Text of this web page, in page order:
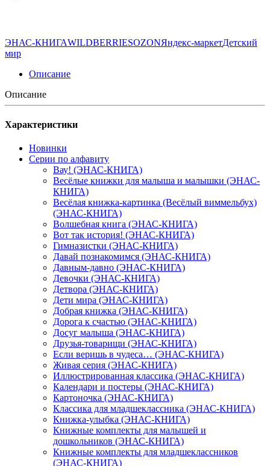
ЭНАС-КНИГАWILDBERRIESOZONЯндекс-маркетДетский
мир
Описание
Описание
Характеристики
Новинки
Серии по алфавиту
Вау! (ЭНАС-КНИГА)
Весёлые книжки для малыша и малышки (ЭНАС-
КНИГА)
Весёлая книжка-картинка (Весёлый виммельбух)
(ЭНАС-КНИГА)
Волшебная книга (ЭНАС-КНИГА)
Вот так история! (ЭНАС-КНИГА)
Гимназистки (ЭНАС-КНИГА)
Давай познакомимся (ЭНАС-КНИГА)
Давным-давно (ЭНАС-КНИГА)
Девочки (ЭНАС-КНИГА)
Детвора (ЭНАС-КНИГА)
Дети мира (ЭНАС-КНИГА)
Добрая книжка (ЭНАС-КНИГА)
Дорога к счастью (ЭНАС-КНИГА)
Досуг малыша (ЭНАС-КНИГА)
Друзья-товарищи (ЭНАС-КНИГА)
Если веришь в чудеса… (ЭНАС-КНИГА)
Живая серия (ЭНАС-КНИГА)
Иллюстрированная классика (ЭНАС-КНИГА)
Календари и постеры (ЭНАС-КНИГА)
Картоночка (ЭНАС-КНИГА)
Классика для младшеклассника (ЭНАС-КНИГА)
Книжка-улыбка (ЭНАС-КНИГА)
Книжные комплекты для малышей и
дошкольников (ЭНАС-КНИГА)
Книжные комплекты для младшеклассников
(ЭНАС-КНИГА)